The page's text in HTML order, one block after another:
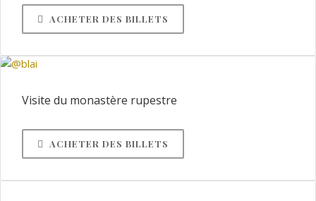
ACHETER DES BILLETS
Visite du monastère rupestre
ACHETER DES BILLETS